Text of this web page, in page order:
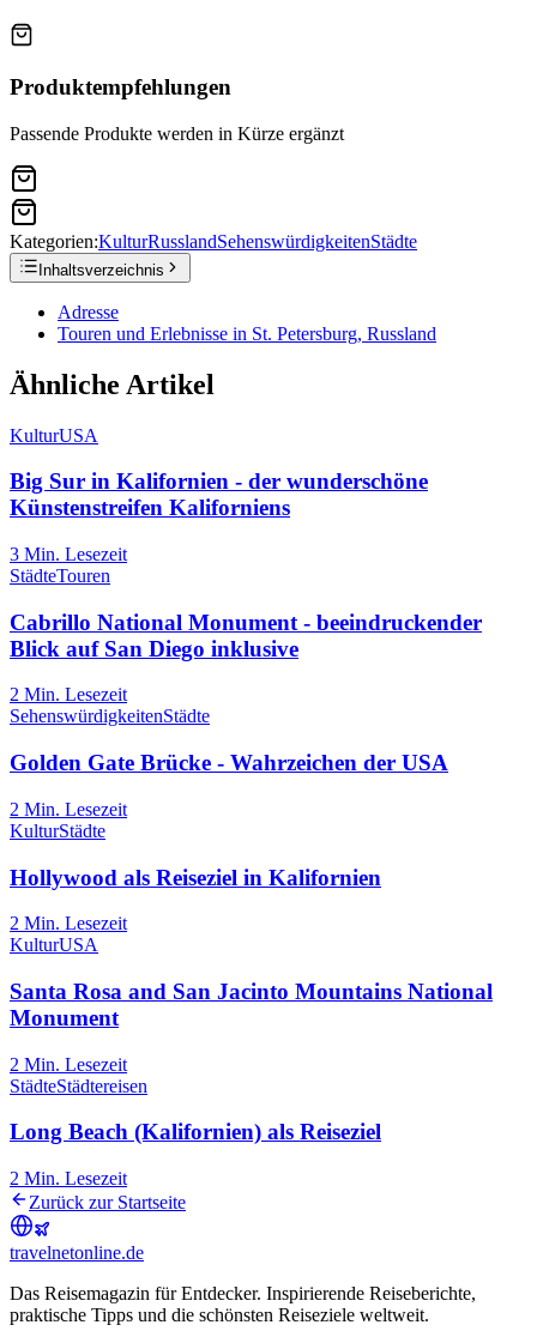
Produktempfehlungen
Passende Produkte werden in Kürze ergänzt
Kategorien:KulturRusslandSehenswürdigkeitenStädte
Inhaltsverzeichnis
Adresse
Touren und Erlebnisse in St. Petersburg, Russland
Ähnliche Artikel
KulturUSA
Big Sur in Kalifornien - der wunderschöne
Künstenstreifen Kaliforniens
3 Min. Lesezeit
StädteTouren
Cabrillo National Monument - beeindruckender
Blick auf San Diego inklusive
2 Min. Lesezeit
SehenswürdigkeitenStädte
Golden Gate Brücke - Wahrzeichen der USA
2 Min. Lesezeit
KulturStädte
Hollywood als Reiseziel in Kalifornien
2 Min. Lesezeit
KulturUSA
Santa Rosa and San Jacinto Mountains National
Monument
2 Min. Lesezeit
StädteStädtereisen
Long Beach (Kalifornien) als Reiseziel
2 Min. Lesezeit
Zurück zur Startseite
travelnetonline.de
Das Reisemagazin für Entdecker. Inspirierende Reiseberichte,
praktische Tipps und die schönsten Reiseziele weltweit.